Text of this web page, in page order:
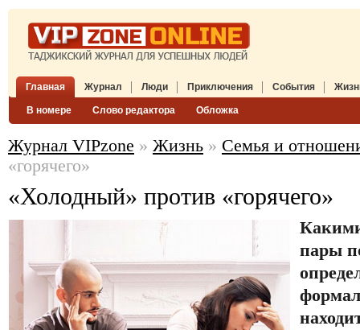
Главная Журнал
В номере Слово редактора Обложка
Люди Приключения События
Журнал VIPzone » Жизнь » Семья и
«горячего»
«Холодный» против «горячего»
пары